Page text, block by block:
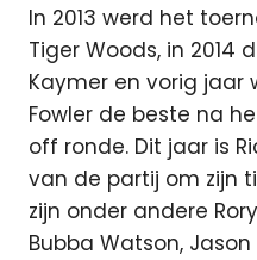
In 2013 werd het
Tiger Woods, in 2014
Kaymer en vorig jaar
Fowler de beste na
off ronde. Dit jaar is
van de partij om zijn
zijn onder andere
Bubba Watson, Jason